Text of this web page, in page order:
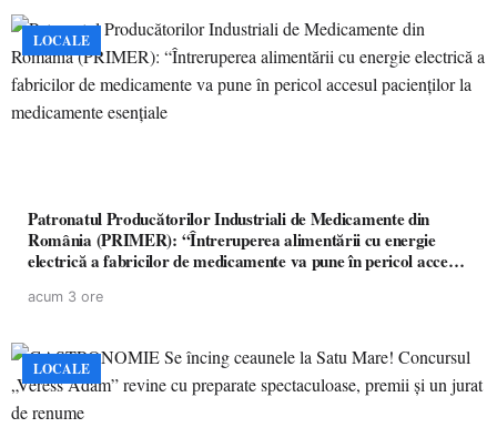
LOCALE
Patronatul Producătorilor Industriali de Medicamente din
România (PRIMER): “Întreruperea alimentării cu energie
electrică a fabricilor de medicamente va pune în pericol accesul
acum 3 ore
LOCALE